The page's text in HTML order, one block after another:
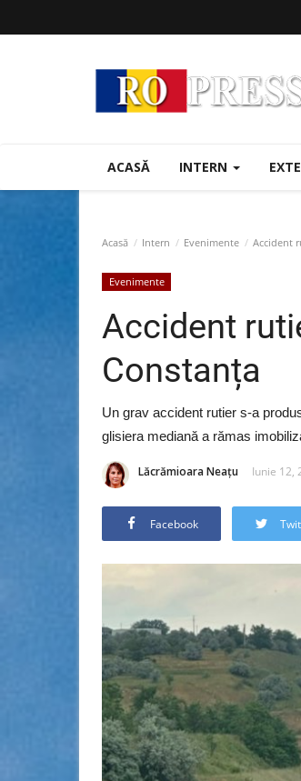
ACASĂ INTERN
Acasă Intern Evenimente Accident
Evenimente
Accident
Constanța
Un grav accident rutier s-a
glisiera mediană a rămas
Lăcrămioara Neațu Iunie 12,
Facebook